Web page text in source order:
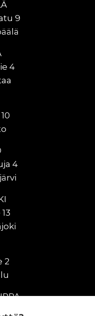
9
4
4
2